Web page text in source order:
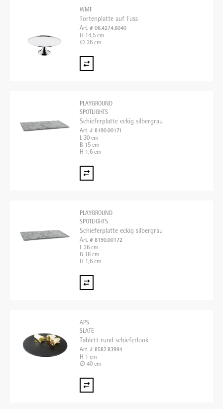
WMF
Tortenplatte auf Fuss
Art. # 06.4274.6040
H 14,5 cm
∅ 36 cm
PLAYGROUND
SPOTLIGHTS
Schieferplatte eckig silbergrau
Art. # 8190.00171
L 30 cm
B 15 cm
H 1,6 cm
PLAYGROUND
SPOTLIGHTS
Schieferplatte eckig silbergrau
Art. # 8190.00172
L 36 cm
B 18 cm
H 1,6 cm
APS
SLATE
Tablett rund schieferlook
Art. # 8582.83994
H 1 cm
∅ 40 cm